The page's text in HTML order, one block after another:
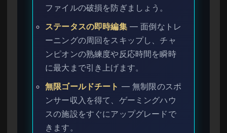
ファイルの破損を防ぎましょう。
ステータスの即時編集— 面倒なトレ
ーニングの周回をスキップし、チャ
ンピオンの熟練度や反応時間を瞬時
に最大まで引き上げます。
無限ゴールドチート — 無制限のスポ
ンサー収入を得て、ゲーミングハウ
スの施設をすぐにアップグレードで
きます。